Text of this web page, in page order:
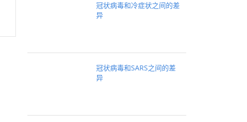
冠状病毒和冷症状之间的差
异
冠状病毒和SARS之间的差
异